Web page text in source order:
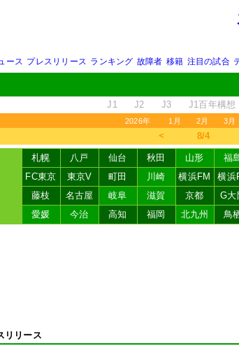
ース プレスリリース ランキング 故障者 移籍 注目の試合
J1 J2 J3 J1百年構想
2026年 1月 2月 3月
＜ 8/4
札幌 八戸 仙台 秋田 山形 福
FC東京
東京V 町田 川崎 横浜FM 横浜
藤枝
名古屋 岐阜 滋賀 京都 G大
愛媛
今治 高知 福岡 北九州 鳥
リリース